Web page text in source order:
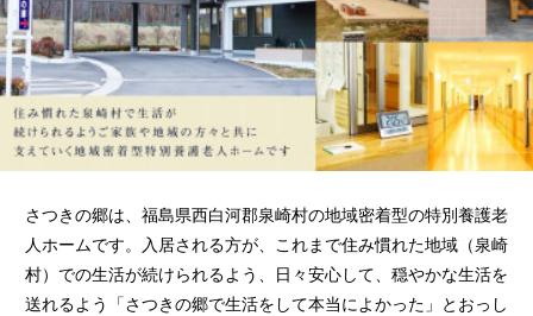
さつきの郷は、福島県西白河郡泉崎村の地域密着型の特別養護老
人ホームです。入居される方が、これまで住み慣れた地域（泉崎
村）での生活が続けられるよう、日々安心して、穏やかな生活を
送れるよう「さつきの郷で生活をして本当によかった」とおっし